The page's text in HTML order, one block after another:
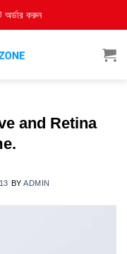
অর্ডার করুন
and Retina
BYADMIN